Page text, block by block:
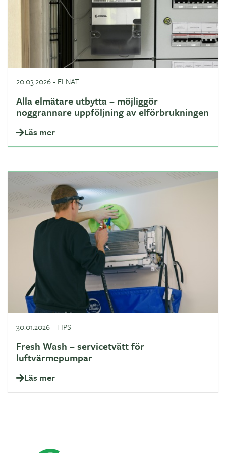
20.03.2026- ELNÄT
Alla elmätare utbytta – möjliggör
noggrannare uppföljning av elförbrukningen
Läs mer
30.01.2026-TIPS
Fresh Wash – servicetvätt för
luftvärmepumpar
Läs mer